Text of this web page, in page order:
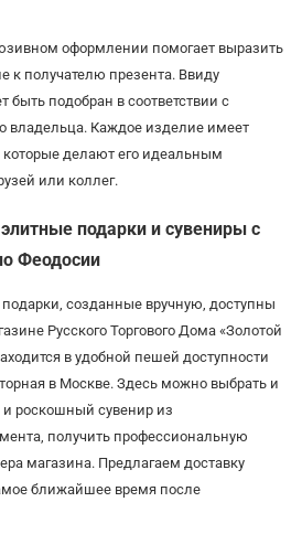
оформлении помогает выразить
к получателю презента. Ввиду
быть подобран в соответствии с
владельца. Каждое изделие имеет
которые делают его идеальным
или коллег.
подарки и сувениры с
Феодосии
созданные вручную, доступны
Русского Торгового Дома «Золотой
в удобной пешей доступности
в Москве. Здесь можно выбрать и
и роскошный сувенир из
получить профессиональную
магазина. Предлагаем доставку
ближайшее время после